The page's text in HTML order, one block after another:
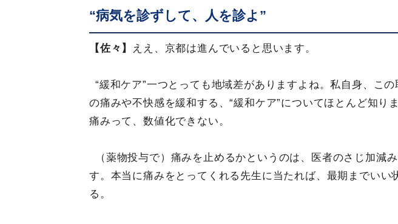
“病気を診ずして、人を診よ”
【佐々】 ええ、京都は進んでいると思います。
“緩和ケア”一つとっても地域差がありますよね。私自身、こ
の痛みや不快感を緩和する、“緩和ケア”についてほとんど知り
痛みって、数値化できない。
（薬物投与で）痛みを止めるかというのは、医者のさじ加減
す。本当に痛みをとってくれる先生に当たれば、最期までいい
る。